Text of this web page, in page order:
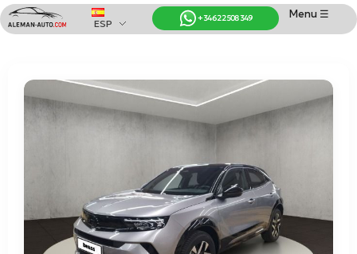
Coches de Alemania
Importación de Coches de Alemania
Menu ☰
+34 622 508 349
ESP